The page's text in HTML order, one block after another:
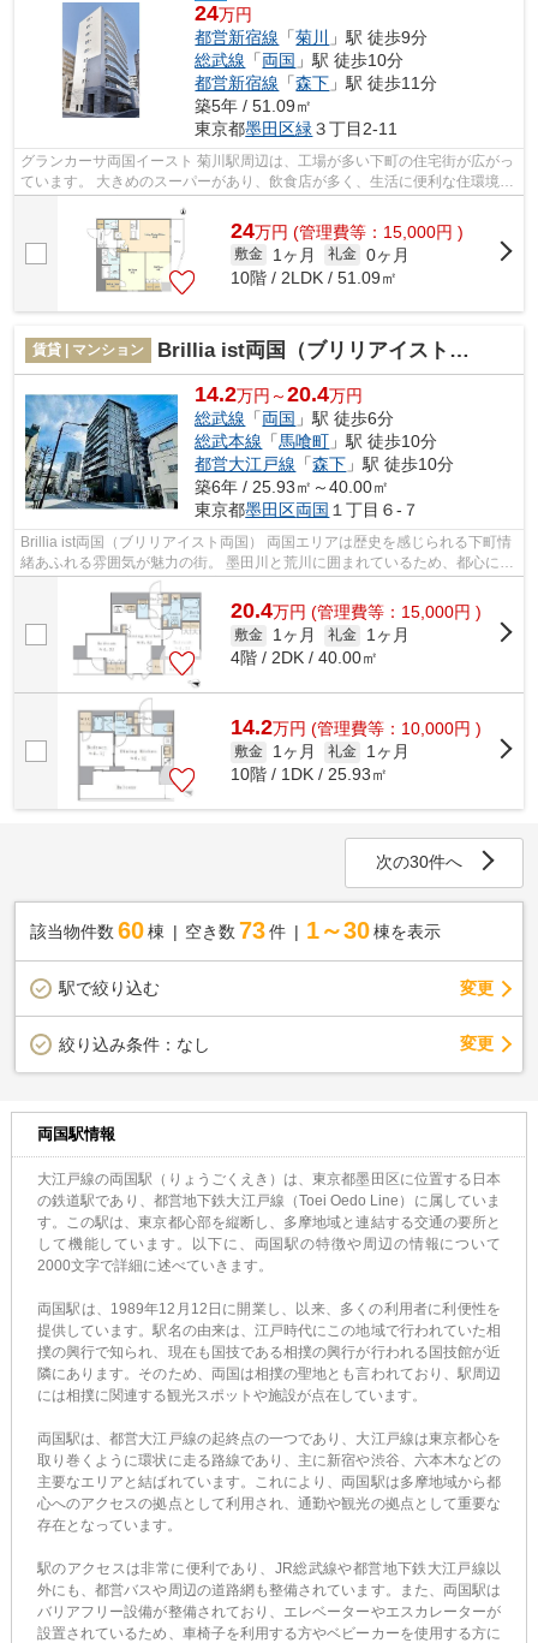
24万円
都営新宿線 「菊川
」駅 徒歩9分
総武線 「両国 」駅 徒歩10分
都営新宿線 「森下 」駅 徒歩11分
築5年 / 51.09㎡
東京都墨田区緑 ３丁目2-11
グランカーサ両国イースト 菊川駅周辺は、工場が多い下町の住宅街が広がっ
ています。 大きめのスーパーがあり、飲食店が多く、生活に便利な住環境が
24万円 (管理費等：15,000円 )
敷金 1ヶ月 礼金 0ヶ月
10階 / 2LDK / 51.09㎡
賃貸 | マンション Brillia ist両国（ブリリアイスト両国）
14.2万円～20.4万円
総武線 「両国 」駅 徒歩6分
総武本線 「馬喰町 」駅 徒歩10分
都営大江戸線 「森下 」駅 徒歩10分
築6年 / 25.93㎡～40.00㎡
東京都墨田区両国 １丁目６-７
Brillia ist両国（ブリリアイスト両国） 両国エリアは歴史を感じられる下町情
緒あふれる雰囲気が魅力の街。 墨田川と荒川に囲まれているため、都心にい
ながらも自然を享受できる環境...
20.4万円 (管理費等：15,000円 )
敷金 1ヶ月 礼金
1ヶ月
4階 / 2DK / 40.00㎡
14.2万円 (管理費等：10,000円 )
敷金 1ヶ月 礼金
1ヶ月
10階 / 1DK / 25.93㎡
次の30件へ
該当物件数 60棟 空き数 73 件 1～30 棟を表示
駅で絞り込む 変更
絞り込み条件： なし 変更
両国駅情報
大江戸線の両国駅（りょうごくえき）は、東京都墨田区に位置する日本
の鉄道駅であり、都営地下鉄大江戸線（Toei Oedo Line）に属していま
す。この駅は、東京都心部を縦断し、多摩地域と連結する交通の要所と
して機能しています。以下に、両国駅の特徴や周辺の情報について
2000文字で詳細に述べていきます。
両国駅は、1989年12月12日に開業し、以来、多くの利用者に利便性を
提供しています。駅名の由来は、江戸時代にこの地域で行われていた相
撲の興行で知られ、現在も国技である相撲の興行が行われる国技館が近
隣にあります。そのため、両国は相撲の聖地とも言われており、駅周辺
には相撲に関連する観光スポットや施設が点在しています。
両国駅は、都営大江戸線の起終点の一つであり、大江戸線は東京都心を
取り巻くように環状に走る路線であり、主に新宿や渋谷、六本木などの
主要なエリアと結ばれています。これにより、両国駅は多摩地域から都
心へのアクセスの拠点として利用され、通勤や観光の拠点として重要な
存在となっています。
駅のアクセスは非常に便利であり、JR総武線や都営地下鉄大江戸線以
外にも、都営バスや周辺の道路網も整備されています。また、両国駅は
バリアフリー設備が整備されており、エレベーターやエスカレーターが
設置されているため、車椅子を利用する方やベビーカーを使用する方に